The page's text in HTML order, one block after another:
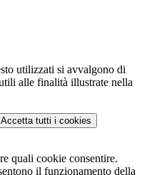
utilizzati si avvalgono di
alle finalità illustrate nella
Accetta tutti i cookies
quali cookie consentire.
il funzionamento della